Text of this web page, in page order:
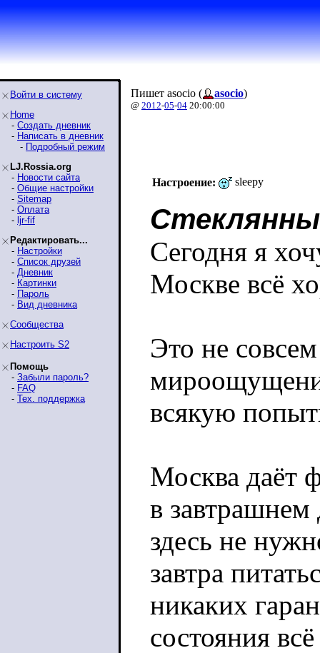
Войти в систему
Home
- Создать дневник
- Написать в дневник
- Подробный режим
LJ.Rossia.org
- Новости сайта
- Общие настройки
- Sitemap
- Оплата
- ljr-fif
Редактировать...
- Настройки
- Список друзей
- Дневник
- Картинки
- Пароль
- Вид дневника
Сообщества
Настроить S2
Помощь
- Забыли пароль?
- FAQ
- Тех. поддержка
Пишет asocio ( asocio)
@ 2012-05-04 20:00:00
Настроение: sleepy
Сегодня я
Москве всё
Это не
всякую
Москва даёт
в
здесь не
завтра
никаких
состояния